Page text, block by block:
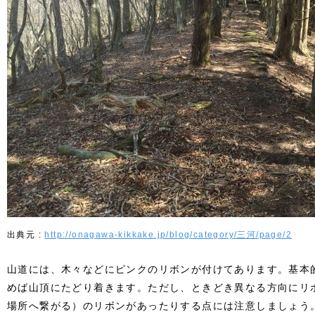
http://onagawa-kikkake.jp/blog/category/三河/page/2
山道には、木々などにピンクのリボンが付けてあります。基
めば山頂にたどり着きます。ただし、ときどき異なる方向に
場所へ繋がる）のリボンがあったりする点には注意しましょ